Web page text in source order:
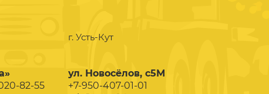
82-55
г. Усть-Кут
ул. Новосёлов, с5М
+7-950-407-01-01